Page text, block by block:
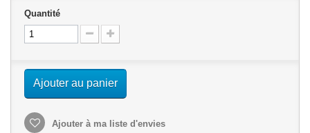
Quantité
Ajouter au panier
Ajouter à ma liste d'envies